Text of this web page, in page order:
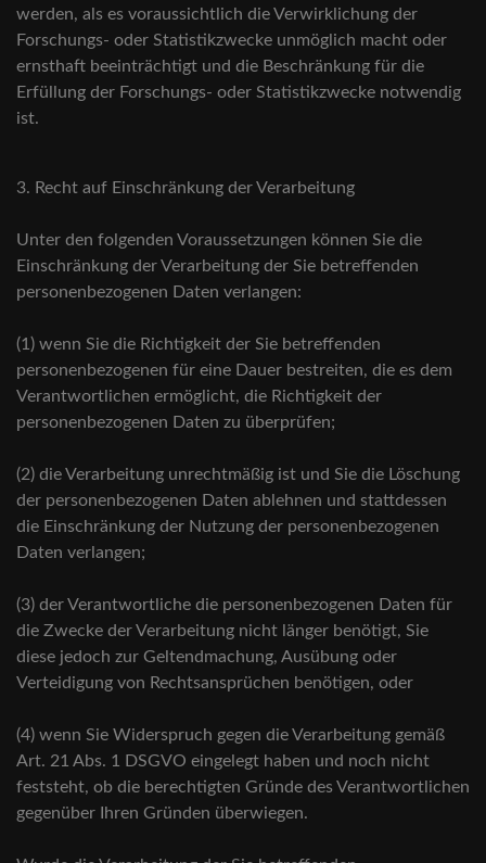
werden, als es voraussichtlich die Verwirklichung der
Forschungs- oder Statistikzwecke unmöglich macht oder
ernsthaft beeinträchtigt und die Beschränkung für die
Erfüllung der Forschungs- oder Statistikzwecke notwendig
ist.
3. Recht auf Einschränkung der Verarbeitung
Unter den folgenden Voraussetzungen können Sie die
Einschränkung der Verarbeitung der Sie betreffenden
personenbezogenen Daten verlangen:
(1) wenn Sie die Richtigkeit der Sie betreffenden
personenbezogenen für eine Dauer bestreiten, die es dem
Verantwortlichen ermöglicht, die Richtigkeit der
personenbezogenen Daten zu überprüfen;
(2) die Verarbeitung unrechtmäßig ist und Sie die Löschung
der personenbezogenen Daten ablehnen und stattdessen
die Einschränkung der Nutzung der personenbezogenen
Daten verlangen;
(3) der Verantwortliche die personenbezogenen Daten für
die Zwecke der Verarbeitung nicht länger benötigt, Sie
diese jedoch zur Geltendmachung, Ausübung oder
Verteidigung von Rechtsansprüchen benötigen, oder
(4) wenn Sie Widerspruch gegen die Verarbeitung gemäß
Art. 21 Abs. 1 DSGVO eingelegt haben und noch nicht
feststeht, ob die berechtigten Gründe des Verantwortlichen
gegenüber Ihren Gründen überwiegen.